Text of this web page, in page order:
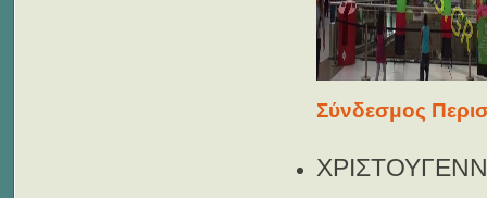
Σύνδεσμος